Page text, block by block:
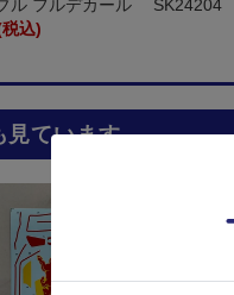
ル フルデカール SK24204
込)
見ています